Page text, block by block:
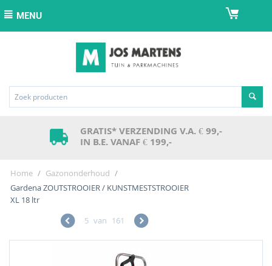
MENU
GRATIS* VERZENDING V.A. € 99,-
IN B.E. VANAF € 199,-
Home / Gazononderhoud /
Gardena ZOUTSTROOIER / KUNSTMESTSTROOIER
XL 18 ltr
5 van 161